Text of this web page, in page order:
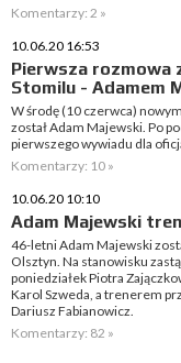
Komentarzy: 2 »
10.06.20 16:53
Pierwsza rozmowa
Stomilu - Adamem
W środę (10 czerwca)
został Adam Majewski. Po
pierwszego wywiadu dla
Komentarzy: 10 »
10.06.20 10:10
Adam Majewski
46-letni Adam Majewski
Olsztyn. Na stanowisku
poniedziałek Piotra
Karol Szweda, a trenerem
Dariusz Fabianowicz.
Komentarzy: 82 »